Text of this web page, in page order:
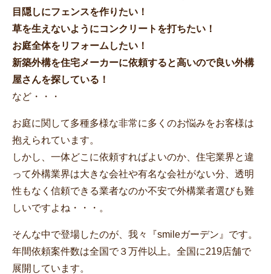
目隠しにフェンスを作りたい！
草を生えないようにコンクリートを打ちたい！
お庭全体をリフォームしたい！
新築外構を住宅メーカーに依頼すると高いので良い外構
屋さんを探している！
など・・・
お庭に関して多種多様な非常に多くのお悩みをお客様は
抱えられています。
しかし、一体どこに依頼すればよいのか、住宅業界と違
って外構業界は大きな会社や有名な会社がない分、透明
性もなく信頼できる業者なのか不安で外構業者選びも難
しいですよね・・・。
そんな中で登場したのが、我々『smileガーデン』です。
年間依頼案件数は全国で３万件以上。全国に219店舗で
展開しています。